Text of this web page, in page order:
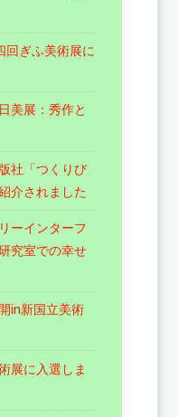
回ぎふ美術展に
美展：秀作と
社「つくりび
介されました
ーインターフ
究室での幸せ
in新国立美術
展に入選しま